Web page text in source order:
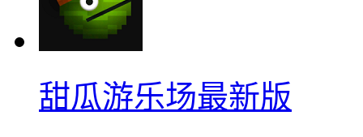
甜瓜游乐场最新版